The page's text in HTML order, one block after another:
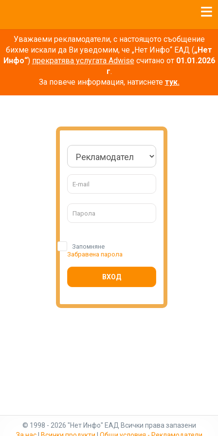
Уважаеми рекламодатели, с настоящото съобщение
бихме искали да Ви уведомим, че „Нет Инфо“ ЕАД („Нет
Инфо“) прекратява услугата Adwiseсчитано от 01.01.2026
г.
За повече информация, натиснете тук.
Запомняне
Забравена парола
ВХОД
© 1998 - 2026 "Нет Инфо" ЕАД Всички права запазени